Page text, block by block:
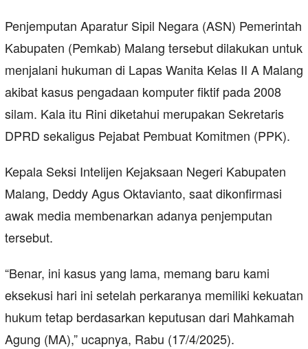
Penjemputan Aparatur Sipil Negara (ASN) Pemerintah
Kabupaten (Pemkab) Malang tersebut dilakukan untuk
menjalani hukuman di Lapas Wanita Kelas II A Malang
akibat kasus pengadaan komputer fiktif pada 2008
silam. Kala itu Rini diketahui merupakan Sekretaris
DPRD sekaligus Pejabat Pembuat Komitmen (PPK).
Kepala Seksi Intelijen Kejaksaan Negeri Kabupaten
Malang, Deddy Agus Oktavianto, saat dikonfirmasi
awak media membenarkan adanya penjemputan
tersebut.
“Benar, ini kasus yang lama, memang baru kami
eksekusi hari ini setelah perkaranya memiliki kekuatan
hukum tetap berdasarkan keputusan dari Mahkamah
Agung (MA),” ucapnya, Rabu (17/4/2025).